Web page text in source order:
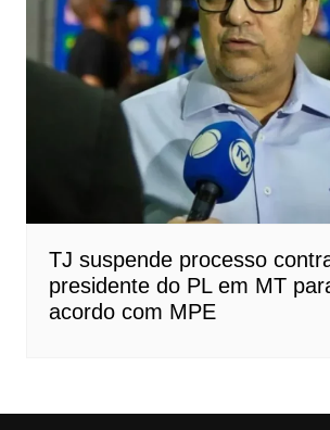
TJ suspende processo
presidente do PL em MT
acordo com MPE